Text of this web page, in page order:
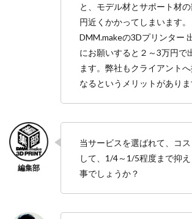
と、モデル材とサポート材
円近くかかってしまいます。
DMM.makeの3Dプリンター
にお願いすると２～3万円で
ます。弊社もクライアントへ
なるというメリットがありま
当サービスを選ばれて、コ
して、1/4～1/5程度まで抑
事でしょうか？